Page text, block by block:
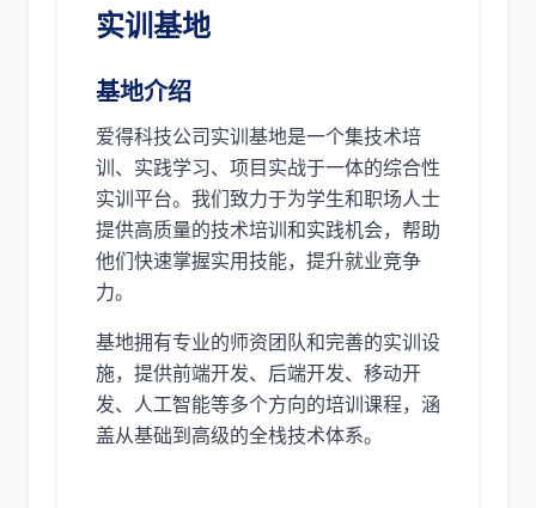
实训基地
基地介绍
爱得科技公司实训基地是一个集技术培
训、实践学习、项目实战于一体的综合性
实训平台。我们致力于为学生和职场人士
提供高质量的技术培训和实践机会，帮助
他们快速掌握实用技能，提升就业竞争
力。
基地拥有专业的师资团队和完善的实训设
施，提供前端开发、后端开发、移动开
发、人工智能等多个方向的培训课程，涵
盖从基础到高级的全栈技术体系。